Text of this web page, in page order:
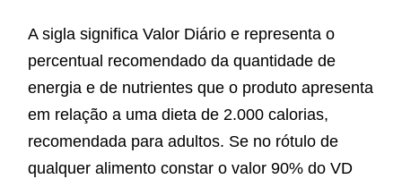
A sigla significa Valor Diário e representa o
percentual recomendado da quantidade de
energia e de nutrientes que o produto apresenta
em relação a uma dieta de 2.000 calorias,
recomendada para adultos. Se no rótulo de
qualquer alimento constar o valor 90% do VD